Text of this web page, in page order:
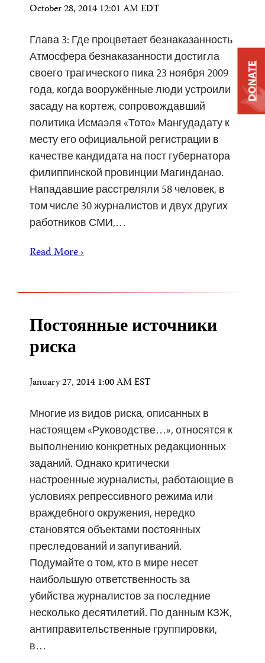
October 28, 2014 12:01 AM EDT
Глава 3: Где процветает безнаказанность
Атмосфера безнаказанности достигла
своего трагического пика 23 ноября 2009
года, когда вооружённые люди устроили
засаду на кортеж, сопровождавший
политика Исмаэля «Тото» Мангудадату к
месту его официальной регистрации в
качестве кандидата на пост губернатора
филиппинской провинции Магинданао.
Нападавшие расстреляли 58 человек, в
том числе 30 журналистов и двух других
работников СМИ,…
Read More ›
Постоянные источники
риска
January 27, 2014 1:00 AM EST
Многие из видов риска, описанных в
настоящем «Руководстве…», относятся к
выполнению конкретных редакционных
заданий. Однако критически
настроенные журналисты, работающие в
условиях репрессивного режима или
враждебного окружения, нередко
становятся объектами постоянных
преследований и запугиваний.
Подумайте о том, кто в мире несет
наибольшую ответственность за
убийства журналистов за последние
несколько десятилетий. По данным КЗЖ,
антиправительственные группировки,
в…
DONATE